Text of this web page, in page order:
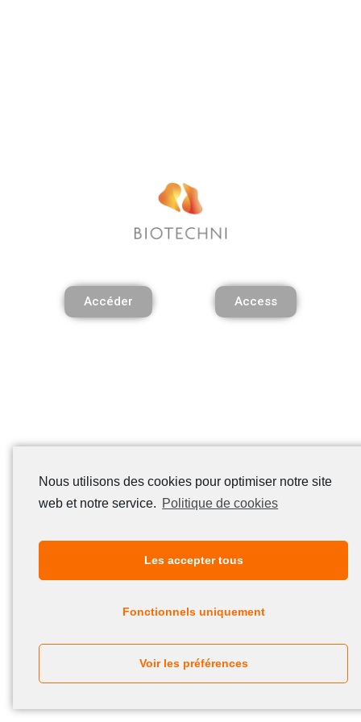
Nous utilisons des cookies pour optimiser notre site
web et notre service. Politique de cookies
Les accepter tous
Fonctionnels uniquement
Voir les préférences
Accéder Access